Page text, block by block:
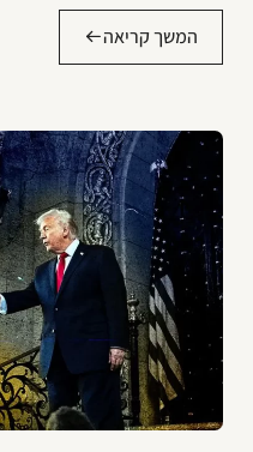
המשך קריאה